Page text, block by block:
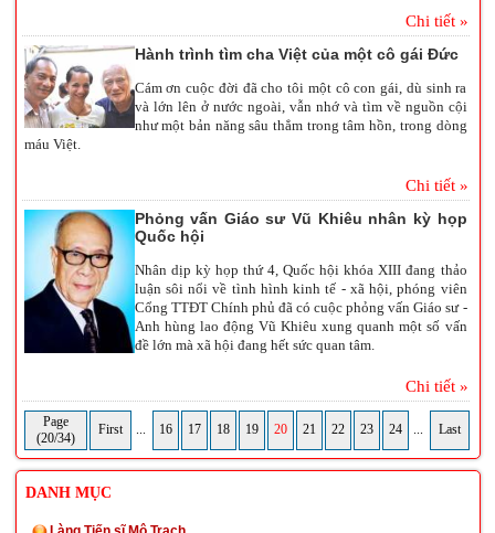
Chi tiết »
Hành trình tìm cha Việt của một cô gái Đức
Cám ơn cuộc đời đã cho tôi một cô con gái, dù sinh ra
và lớn lên ở nước ngoài, vẫn nhớ và tìm về nguồn cội
như một bản năng sâu thẳm trong tâm hồn, trong dòng
máu Việt.
Chi tiết »
Phỏng vấn Giáo sư Vũ Khiêu nhân kỳ họp
Quốc hội
Nhân dịp kỳ họp thứ 4, Quốc hội khóa XIII đang thảo
luận sôi nổi về tình hình kinh tế - xã hội, phóng viên
Cổng TTĐT Chính phủ đã có cuộc phỏng vấn Giáo sư -
Anh hùng lao động Vũ Khiêu xung quanh một số vấn
đề lớn mà xã hội đang hết sức quan tâm.
Chi tiết »
Page
(20/34)
First ... 16 17 18 19 20 21 22 23 24 ... Last
DANH MỤC